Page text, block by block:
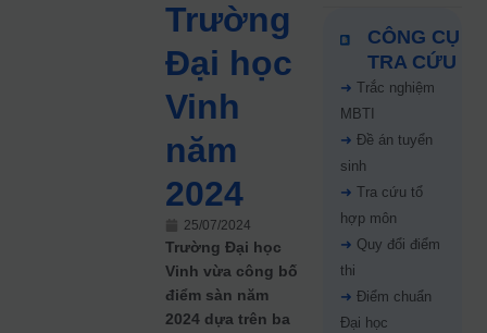
Trường
Đại học
Vinh
năm
2024
25/07/2024
Trường Đại học
Vinh vừa công bố
điểm sàn năm
2024 dựa trên ba
CÔNG CỤ
TRA CỨU
➜ Trắc nghiệm
MBTI
➜ Đề án tuyển
sinh
➜ Tra cứu tổ
hợp môn
➜ Quy đổi điểm
thi
➜ Điểm chuẩn
Đại học